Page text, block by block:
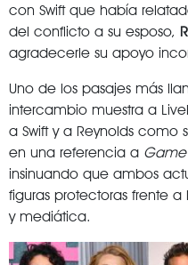
con Swift que había
del conflicto a su esposo,
agradecerle su apoyo
Uno de los pasajes más
intercambio muestra a
a Swift y a Reynolds como
en una referencia a Game
insinuando que ambos
figuras protectoras frente
y mediática.